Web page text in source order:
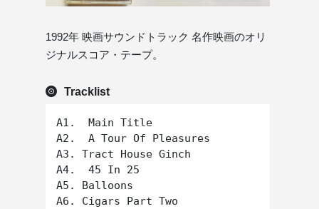
1992年 映画サウンドトラック 名作映画のオリ
ジナルスコア・テープ。
Tracklist
A1.  Main Title
A2.  A Tour Of Pleasures
A3. Tract House Ginch
A4.  45 In 25
A5. Balloons
A6. Cigars Part Two